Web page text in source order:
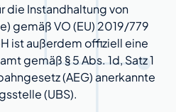
die Instandhaltung von
gemäß VO (EU) 2019/779
ist außerdem offiziell eine
gemäß § 5 Abs. 1d, Satz 1
(AEG) anerkannte
(UBS).